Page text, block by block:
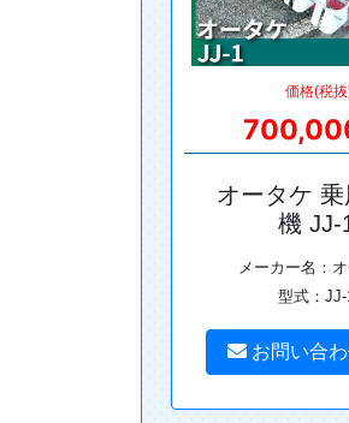
価格(税
オータケ
機 JJ-
メーカー名：
型式：JJ-
お問い合